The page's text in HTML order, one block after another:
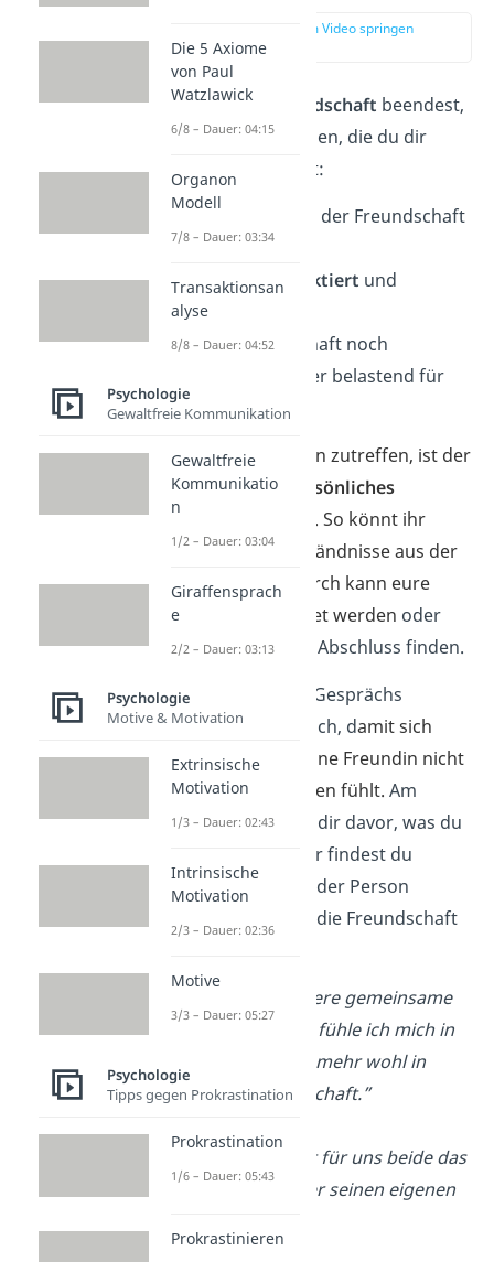
zur Stelle im Video springen
(00:31)
Bevor du eine Freundschaft beendest,
gibt es wichtige Fragen, die du dir
selbst stellen solltest:
Fühle ich mich in der Freundschaft
wohl?
Werde ichrespektiert und
unterstützt?
Ist die Freundschaft noch
oder belastend für
mich?
Sollte eine der Fragen zutreffen, ist der
erste Schritt, ein
persönliches
Gespräch
zu suchen. So könnt ihr
eventuelle Missverständnisse aus der
Welt schaffen.Dadurch kann eure
Freundschaft gerettet werden oder
einenrespektvollen
Abschluss finden.
Bleibe während des Gesprächs
einfühlsam und ehrlich, damit sich
dein Freund bzw. deine Freundin nicht
vor den Kopf gestoßen fühlt. Am
besten überlegst du dir davor, was du
sagen möchtest. Hier findest du
hilfreicheSätze, um der Person
mitzuteilen, dass du die Freundschaft
„Ich schätze unsere gemeinsame
Zeit sehr, jedoch fühle ich mich in
letzter Zeit nicht mehr wohl in
unserer Freundschaft.”
„Ich denke, es ist für uns beide das
Beste, wenn jeder seinen eigenen
Die 5 Axiome
von Paul
Watzlawick
6/8 – Dauer: 04:15
Organon
Modell
7/8 – Dauer: 03:34
Transaktionsan
alyse
8/8 – Dauer: 04:52
Psychologie
Gewaltfreie Kommunikation
Gewaltfreie
Kommunikatio
n
1/2 – Dauer: 03:04
Giraffensprach
e
2/2 – Dauer: 03:13
Psychologie
Motive & Motivation
Extrinsische
Motivation
1/3 – Dauer: 02:43
Intrinsische
Motivation
2/3 – Dauer: 02:36
Motive
3/3 – Dauer: 05:27
Psychologie
Tipps gegen Prokrastination
Prokrastination
1/6 – Dauer: 05:43
Prokrastinieren